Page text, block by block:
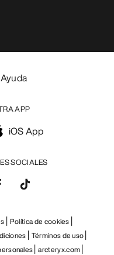
SOCIALES
Ayuda
APP
iOS App
Política de cookies
Términos de uso
arcteryx.com